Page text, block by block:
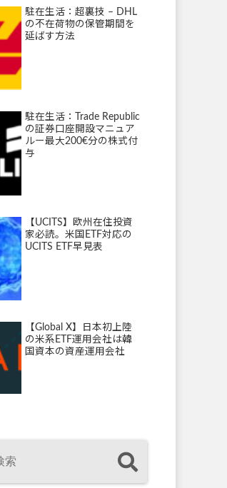
駐在生活：超裏技 – DHL
の不在荷物の保管期間を
延ばす方法
駐在生活：Trade Republic
の証券口座開設マニュア
ルー最大200€分の株式付
与
【UCITS】欧州在住投資
家必読。米国ETF対応の
UCITS ETF早見表
【Global X】日本初上陸
の米系ETF運用会社は韓
国資本の資産運用会社